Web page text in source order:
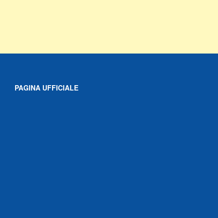
PAGINA UFFICIALE